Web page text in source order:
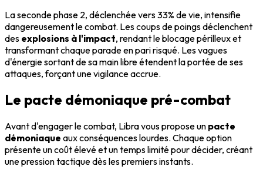
La seconde phase 2, déclenchée vers 33% de vie, intensifie
dangereusement le combat. Les coups de poings déclenchent
des explosions à l'impact, rendant le blocage périlleux et
transformant chaque parade en pari risqué. Les vagues
d'énergie sortant de sa main libre étendent la portée de ses
attaques, forçant une vigilance accrue.
Le pacte démoniaque pré-combat
Avant d'engager le combat, Libra vous propose un pacte
démoniaque aux conséquences lourdes. Chaque option
présente un coût élevé et un temps limité pour décider, créant
une pression tactique dès les premiers instants.